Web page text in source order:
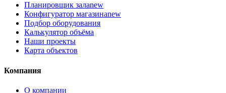
Планировщик залаnew
Конфигуратор магазинаnew
Подбор оборудования
Калькулятор объёма
Наши проекты
Карта объектов
Компания
О компании